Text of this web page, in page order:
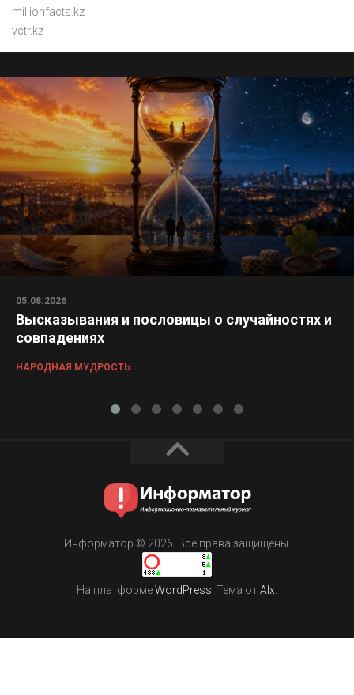
millionfacts.kz
vctr.kz
05.08.2026
Высказывания и пословицы о случайностях и
совпадениях
НАРОДНАЯ МУДРОСТЬ
Информатор © 2026. Все права защищены.
На платформеWordPress. Тема отAlx.